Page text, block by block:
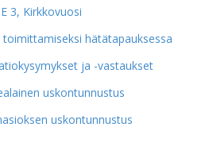
3, Kirkkovuosi
toimittamiseksi hätätapauksessa
ja -vastaukset
uskontunnustus
uskontunnustus